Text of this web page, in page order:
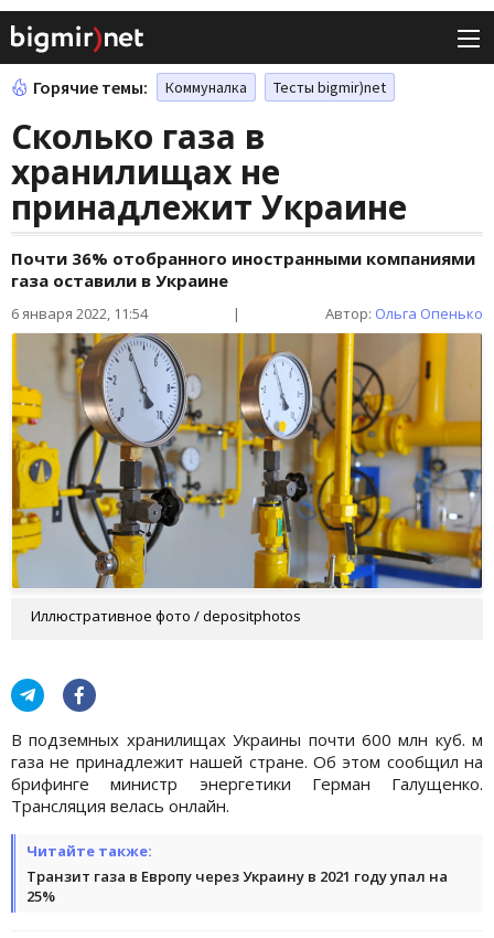
Горячие темы: Коммуналка Тесты bigmir)net
Сколько газа в
хранилищах не
принадлежит Украине
Почти 36% отобранного иностранными компаниями
газа оставили в Украине
6 января 2022, 11:54 | Автор: Ольга Опенько
Иллюстративное фото / depositphotos
В подземных хранилищах Украины почти 600 млн куб. м
газа не принадлежит нашей стране. Об этом сообщил на
брифинге министр энергетики Герман Галущенко.
Трансляция велась онлайн.
Читайте также:
Транзит газа в Европу через Украину в 2021 году упал на
25%